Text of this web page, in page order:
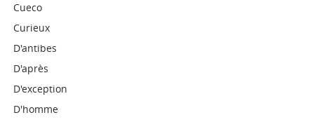
Cueco
Curieux
D'antibes
D'après
D'exception
D'homme